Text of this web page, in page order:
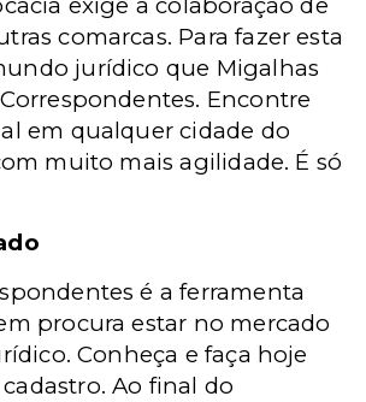
comarcas. Para fazer esta
jurídico que Migalhas
Encontre
em qualquer cidade do
muito mais agilidade. É só
é a ferramenta
procura estar no mercado
Conheça e faça hoje
Ao final do